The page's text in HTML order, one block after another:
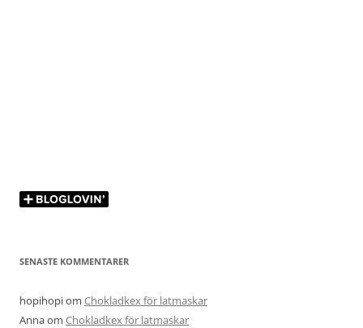
SENASTE KOMMENTARER
hopihopiom Chokladkex för latmaskar
Annaom Chokladkex för latmaskar